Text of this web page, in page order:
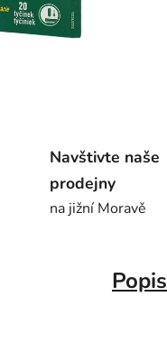
Navštivte naše
prodejny
na jižní Moravě
Popis